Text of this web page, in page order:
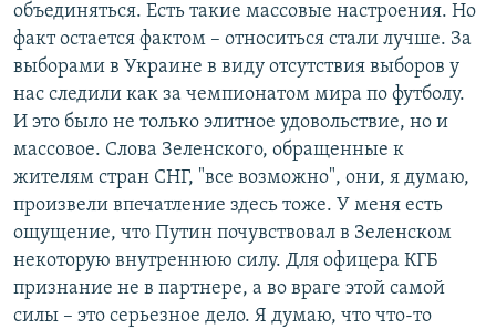
объединяться. Есть такие массовые настроения. Но
факт остается фактом – относиться стали лучше. За
выборами в Украине в виду отсутствия выборов у
нас следили как за чемпионатом мира по футболу.
И это было не только элитное удовольствие, но и
массовое. Слова Зеленского, обращенные к
жителям стран СНГ, "все возможно", они, я думаю,
произвели впечатление здесь тоже. У меня есть
ощущение, что Путин почувствовал в Зеленском
некоторую внутреннюю силу. Для офицера КГБ
признание не в партнере, а во враге этой самой
силы – это серьезное дело. Я думаю, что что-то